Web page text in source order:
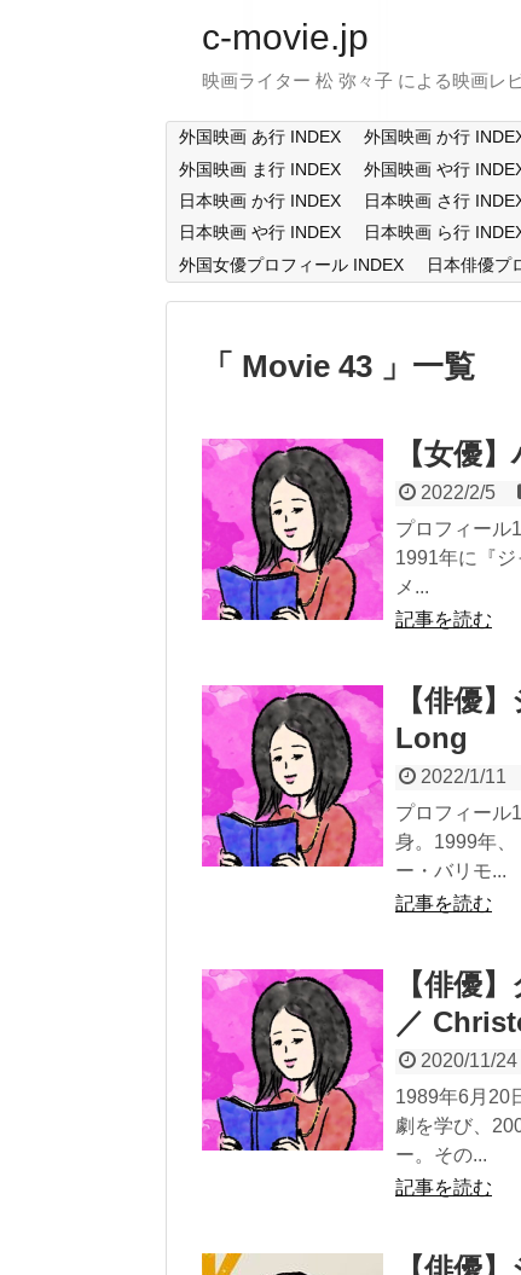
c-movie.jp
映画ライター 松 弥々子 による映画レ
外国映画 あ行 INDEX 外国映画 か行
外国映画 ま行 INDEX
外国映画 や行
日本映画 か行 INDEX
日本映画 さ行
日本映画 や行 INDEX
日本映画 ら行
外国女優プロフィール INDEX
日本俳優プ
Movie 43 一覧
【女優
2022/2/5
プロフィール
1991年に『
メ...
記事を読む
【俳優
Long
2022/1/11
プロフィール
身。1999年、
ー・バリモ...
記事を読む
【俳優
／
2020/11/24
1989年6月20
劇を学び、
ー。その...
記事を読む